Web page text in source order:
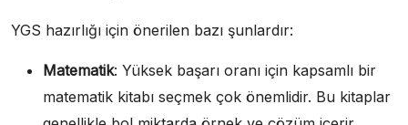
YGS hazırlığı için önerilen bazı şunlardır:
Matematik: Yüksek başarı oranı için kapsamlı bir
matematik kitabı seçmek çok önemlidir. Bu kitaplar